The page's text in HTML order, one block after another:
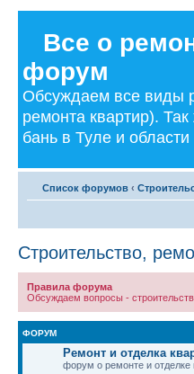
Все о
форум
Обсуждаем все виды
ремонта квартир).
бань в Туле и области
Список форумов ‹
Строительство,
Правила форума
Обсуждаем вопросы -
ФОРУМ
Ремонт и отделка
форум о ремонте и отделке